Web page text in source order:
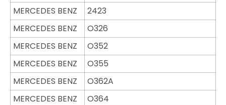
MERCEDES BENZ
2423
MERCEDES BENZ
O326
MERCEDES BENZ
O352
MERCEDES BENZ
O355
MERCEDES BENZ
O362A
MERCEDES BENZ
O364